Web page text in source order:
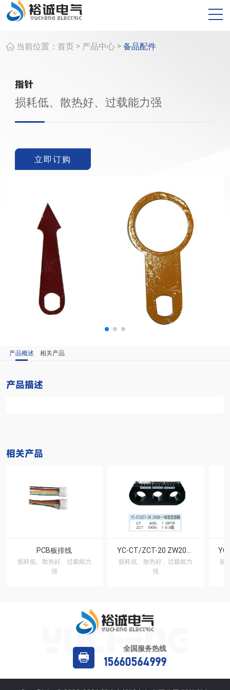
当前位置： 首页 > 产品中心 > 备品配件
指针
损耗低、散热好、过载能力强
立即订购
产品概述 相关产品
产品描述
相关产品
PCB板排线
损耗低、散热好、过载能力
强
损耗低、散热好、过载能力
强
损
全国服务热线
15660564999